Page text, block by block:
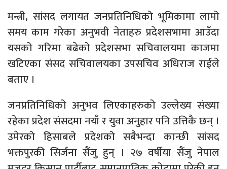
मन्त्री, सांसद लगायत जनप्रतिनिधिको भूमिकामा लामो
समय काम गरेका अनुभवी नेताहरु प्रदेशसभामा आउँदा
यसको गरिमा बढेको प्रदेशसभा सचिवालयमा काजमा
खटिएका संसद सचिवालयका उपसचिव अधिराज राईले
बताए ।
जनप्रतिनिधिको अनुभव लिएकाहरुको उल्लेख्य संख्या
रहेका प्रदेश संसदमा नयाँ र युवा अनुहार पनि उत्तिकै छन् ।
उमेरको हिसाबले प्रदेशको सबैभन्दा कान्छी सांसद
भक्तपुरकी सिर्जना सैंजु हुन् । २७ वर्षीया सैंजु नेपाल